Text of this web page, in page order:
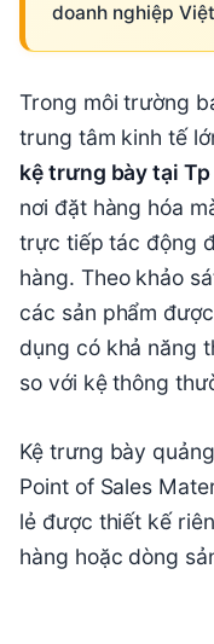
doanh nghiệp
Trong môi trường
trung tâm kinh tế
kệ trưng bày tại Tp
nơi đặt hàng hóa
trực tiếp tác động
hàng. Theo khảo
các sản phẩm
dụng có khả năng
so với kệ thông
Kệ trưng bày
Point of Sales
lẻ được thiết kế
hàng hoặc dòng